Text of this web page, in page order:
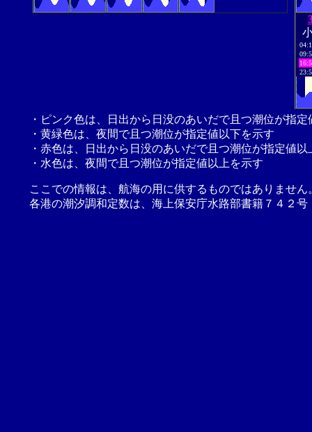
・ピンク色は、日出から日没のあいだで且つ潮位が指
・黄緑色は、夜間で且つ潮位が指定値以下を示す
・赤色は、日出から日没のあいだで且つ潮位が指定値以
・水色は、夜間で且つ潮位が指定値以上を示す
ここでの情報は、航海の用に供するものではありませ
各港の潮汐調和定数は、海上保安庁水路部書籍７４２